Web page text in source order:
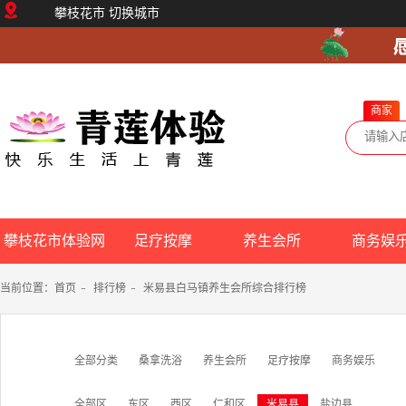
攀枝花市 切换城市
商家
攀枝花市体验网 足疗按摩 养生会所 商务娱
当前位置： 首页 - 排行榜 - 米易县白马镇养生会所综合排行榜
全部分类 桑拿洗浴 养生会所 足疗按摩 商务娱乐